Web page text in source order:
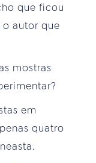
que ficou
autor que
mostras
em
quatro